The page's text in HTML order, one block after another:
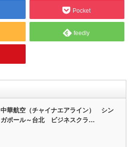
Pocket
feedly
中華航空（チャイナエアライン） シン
ガポール～台北 ビジネスクラ…